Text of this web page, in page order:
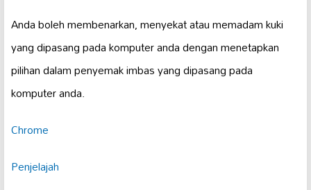
Anda boleh membenarkan, menyekat atau memadam kuki
yang dipasang pada komputer anda dengan menetapkan
pilihan dalam penyemak imbas yang dipasang pada
komputer anda.
Chrome
Penjelajah